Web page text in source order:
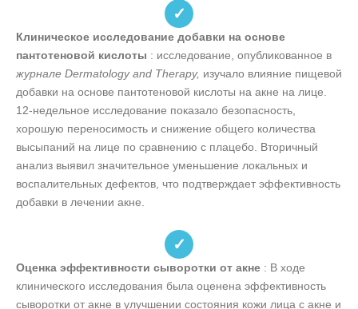
✓
Клиническое исследование добавки на основе
пантотеновой кислоты : исследование, опубликованное в
журнале Dermatology and Therapy, изучало влияние пищевой
добавки на основе пантотеновой кислоты на акне на лице.
12-недельное исследование показало безопасность,
хорошую переносимость и снижение общего количества
высыпаний на лице по сравнению с плацебо. Вторичный
анализ выявил значительное уменьшение локальных и
воспалительных дефектов, что подтверждает эффективность
добавки в лечении акне.
✓
Оценка эффективности сыворотки от акне : В ходе
клинического исследования была оценена эффективность
сыворотки от акне в улучшении состояния кожи лица с акне и